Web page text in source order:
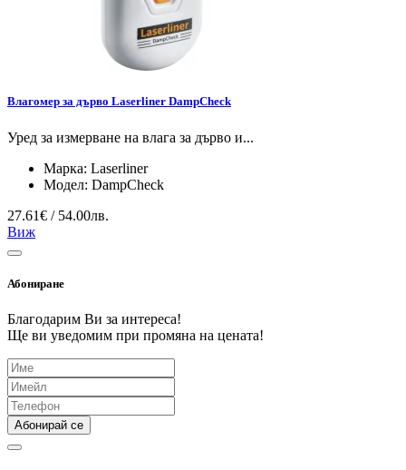
Влагомер за дърво Laserliner DampCheck
Уред за измерване на влага за дърво и...
Марка: Laserliner
Модел: DampCheck
27.61€ / 54.00лв.
Виж
Абониране
Благодарим Ви за интереса!
Ще ви уведомим при промяна на цената!
Абонирай се